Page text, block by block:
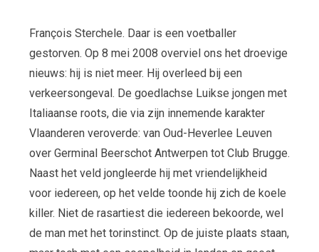
François Sterchele. Daar is een voetballer
gestorven. Op 8 mei 2008 overviel ons het droevige
nieuws: hij is niet meer. Hij overleed bij een
verkeersongeval. De goedlachse Luikse jongen met
Italiaanse roots, die via zijn innemende karakter
Vlaanderen veroverde: van Oud-Heverlee Leuven
over Germinal Beerschot Antwerpen tot Club Brugge.
Naast het veld jongleerde hij met vriendelijkheid
voor iedereen, op het velde toonde hij zich de koele
killer. Niet de rasartiest die iedereen bekoorde, wel
de man met het torinstinct. Op de juiste plaats staan,